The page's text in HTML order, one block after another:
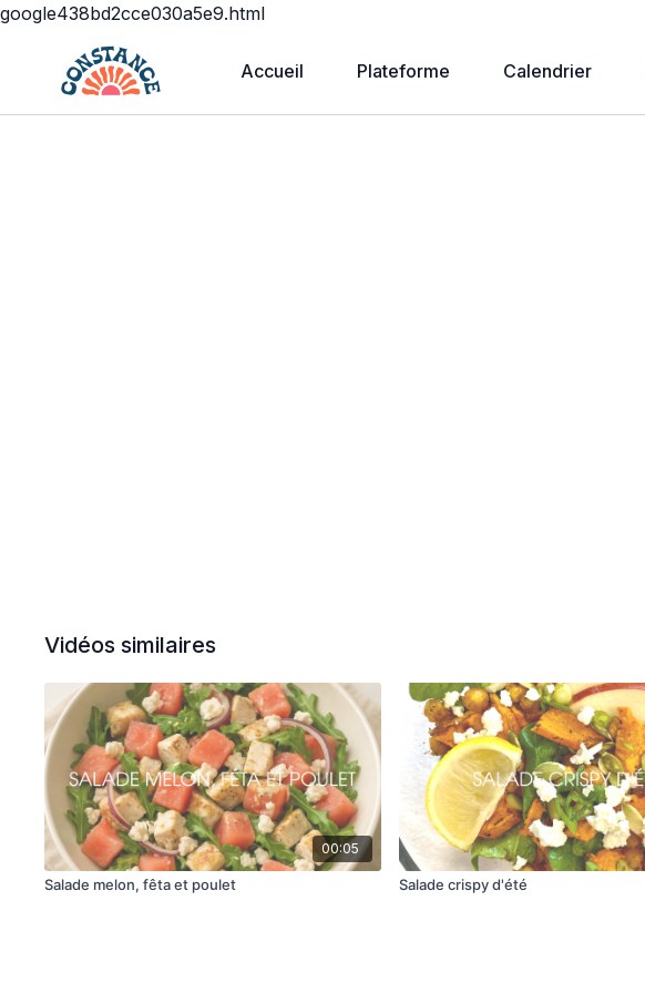
google438bd2cce030a5e9.html
Accueil Plateforme Calendrier
Vidéos similaires
00:05
Salade melon, fêta et poulet Salade crispy d'été